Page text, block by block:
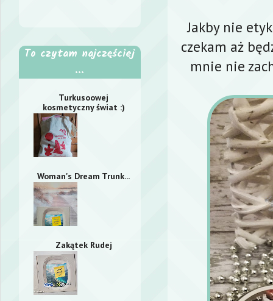
Jakby nie
czekam aż
mnie nie
To czytam najczęściej
...
Turkusoowej
kosmetyczny świat :)
Woman's Dream Trunk...
Zakątek Rudej